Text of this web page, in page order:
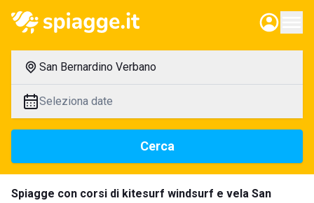
San Bernardino Verbano
Seleziona date
Cerca
Spiagge con corsi di kitesurf windsurf e vela San